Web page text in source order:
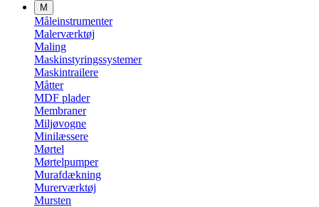
M
Måleinstrumenter
Malerværktøj
Maling
Maskinstyringssystemer
Maskintrailere
Måtter
MDF plader
Membraner
Miljøvogne
Minilæssere
Mørtel
Mørtelpumper
Murafdækning
Murerværktøj
Mursten